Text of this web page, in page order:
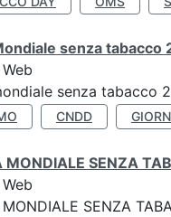
senza tabacco
senza tabacco
CNDD
MONDIALE SENZA
MONDIALE SENZA